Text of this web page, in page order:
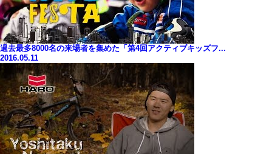
過去最多8000名の来場者を集めた「第4回アクティブキッズフ...
2016.05.11